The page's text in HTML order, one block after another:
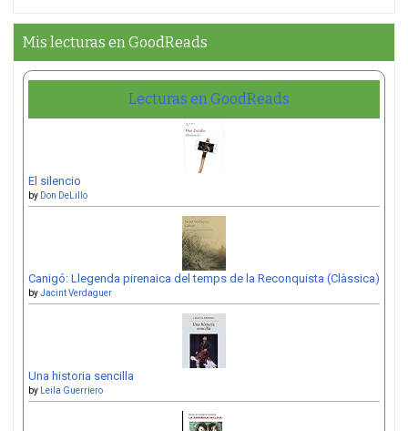
Mis lecturas en GoodReads
Lecturas en GoodReads
El silencio
by Don DeLillo
Canigó: Llegenda pirenaica del temps de la Reconquista (Clàssica)
byJacint Verdaguer
Una historia sencilla
by Leila Guerriero